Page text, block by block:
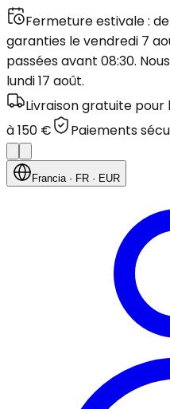
Fermeture estivale :
garanties le vendredi 7
passées avant 08:30.
lundi 17 août.
Livraison gratuite
à 150 €
Paiements
Francia· FR · EUR